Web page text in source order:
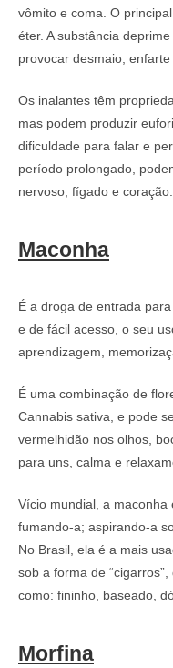
vômito e coma. O
éter. A substância
provocar desmaio, enfarte
Os inalantes têm
mas podem produzir
dificuldade para falar e
período prolongado,
nervoso, fígado e coração.
Maconha
É a droga de entrada
e de fácil acesso, o seu
aprendizagem,
É uma combinação de
Cannabis sativa, e pode
vermelhidão nos olhos,
para uns, calma e
Vício mundial, a maconha
fumando-a; aspirando-a
No Brasil, ela é a mais
sob a forma de
como: fininho, baseado,
Morfina